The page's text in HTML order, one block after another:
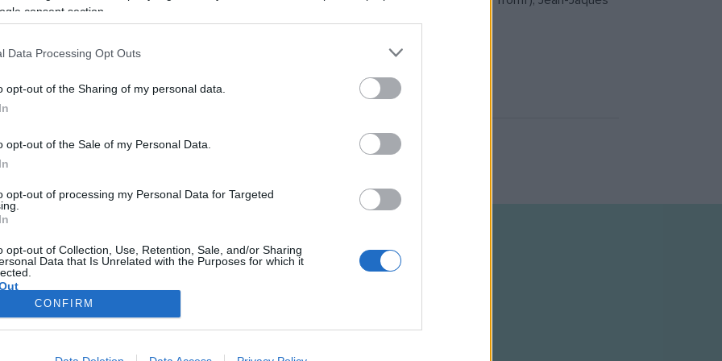
consent section.
Data Processing Opt Outs
opt-out of the Sharing of my personal data.
opt-out of the Sale of my Personal Data.
opt-out of processing my Personal Data for Targeted
opt-out of Collection, Use, Retention, Sale, and/or Sharing
Data that Is Unrelated with the Purposes for which it
allow Google to enable storage related to advertising like cookies on
CONFIRM